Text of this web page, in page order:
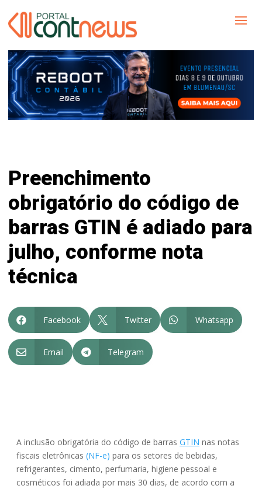
Preenchimento
obrigatório do código de
barras GTIN é adiado para
julho, conforme nota
técnica
 Facebook  Twitter  Whatsapp
 Email  Telegram
A inclusão obrigatória do código de barras GTIN nas notas
fiscais eletrônicas (NF-e) para os setores de bebidas,
refrigerantes, cimento, perfumaria, higiene pessoal e
cosméticos foi adiada por mais 30 dias, de acordo com a